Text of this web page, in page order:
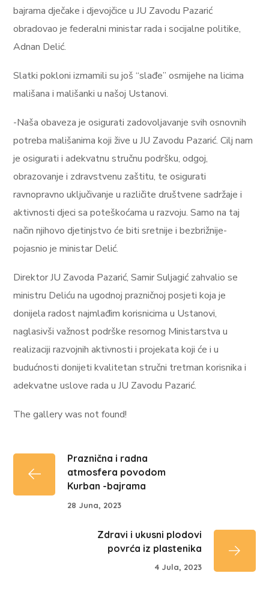
bajrama dječake i djevojčice u JU Zavodu Pazarić
obradovao je federalni ministar rada i socijalne politike,
Adnan Delić.
Slatki pokloni izmamili su još “slađe” osmijehe na licima
mališana i mališanki u našoj Ustanovi.
-Naša obaveza je osigurati zadovoljavanje svih osnovnih
potreba mališanima koji žive u JU Zavodu Pazarić. Cilj nam
je osigurati i adekvatnu stručnu podršku, odgoj,
obrazovanje i zdravstvenu zaštitu, te osigurati
ravnopravno uključivanje u različite društvene sadržaje i
aktivnosti djeci sa poteškoćama u razvoju. Samo na taj
način njihovo djetinjstvo će biti sretnije i bezbrižnije-
pojasnio je ministar Delić.
Direktor JU Zavoda Pazarić, Samir Suljagić zahvalio se
ministru Deliću na ugodnoj prazničnoj posjeti koja je
donijela radost najmlađim korisnicima u Ustanovi,
naglasivši važnost podrške resornog Ministarstva u
realizaciji razvojnih aktivnosti i projekata koji će i u
budućnosti donijeti kvalitetan stručni tretman korisnika i
adekvatne uslove rada u JU Zavodu Pazarić.
The gallery was not found!
Praznična i radna
atmosfera povodom
Kurban -bajrama
28 Juna, 2023
Zdravi i ukusni plodovi
povrća iz plastenika
4 Jula, 2023